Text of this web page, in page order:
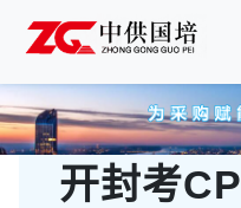
开封考